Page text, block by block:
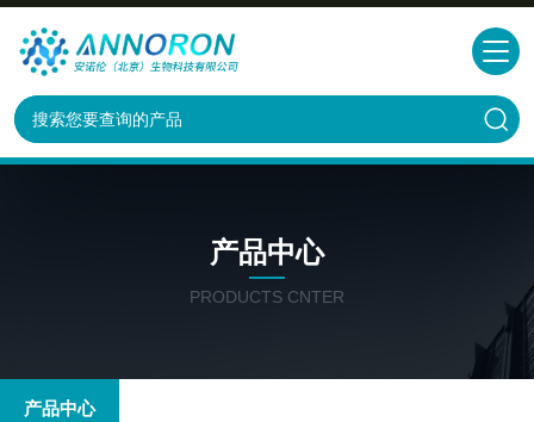
产品中心
PRODUCTS CNTER
产品中心